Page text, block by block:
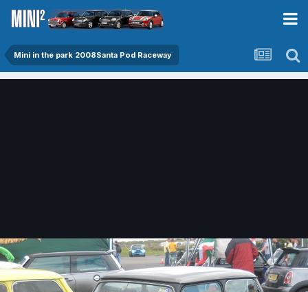
Mini in the park 2008Santa Pod Raceway